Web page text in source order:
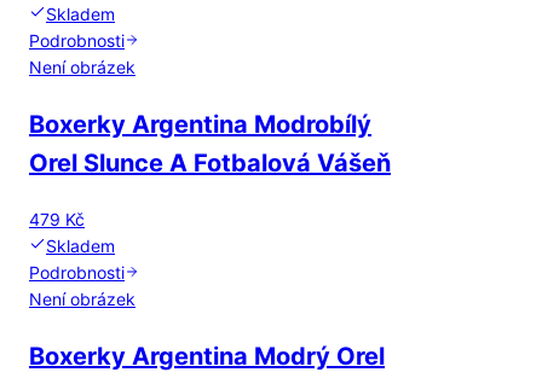
Skladem
Podrobnosti
Není obrázek
Boxerky Argentina Modrobílý
Orel Slunce A Fotbalová Vášeň
479 Kč
Skladem
Podrobnosti
Není obrázek
Boxerky Argentina Modrý Orel